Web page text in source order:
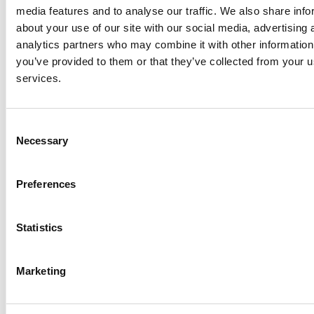
media features and to analyse our traffic. We also share
about your use of our site with our social media, advertising
analytics partners who may combine it with other
you’ve provided to them or that they’ve collected from your
services.
Selection
Necessary
Preferences
Statistics
Marketing
La Škoda avvia la produzione del suo SUV Peaq